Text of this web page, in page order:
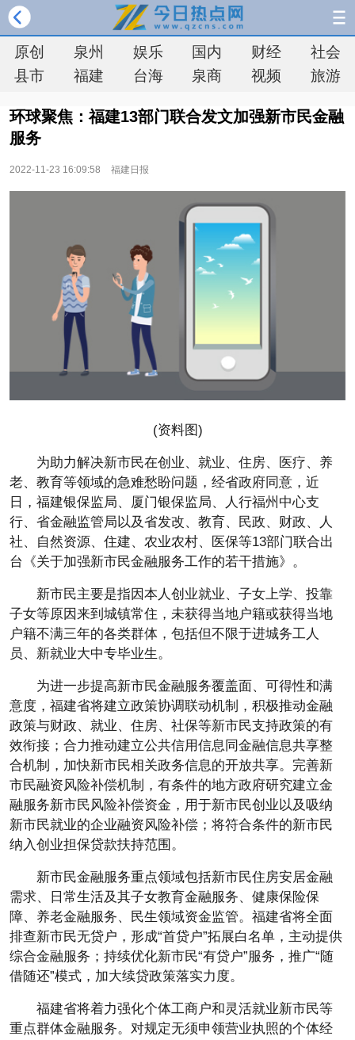
原创 泉州 娱乐 国内 财经
社会
县市
福建 台海 泉商 视频 旅游
环球聚焦：福建13部门联合发文加强新市民金融
服务
2022-11-23 16:09:58 福建日报
(资料图)
为助力解决新市民在创业、就业、住房、医疗、养
老、教育等领域的急难愁盼问题，经省政府同意，近
日，福建银保监局、厦门银保监局、人行福州中心支
行、省金融监管局以及省发改、教育、民政、财政、人
社、自然资源、住建、农业农村、医保等13部门联合出
台《关于加强新市民金融服务工作的若干措施》。
新市民主要是指因本人创业就业、子女上学、投靠
子女等原因来到城镇常住，未获得当地户籍或获得当地
户籍不满三年的各类群体，包括但不限于进城务工人
员、新就业大中专毕业生。
为进一步提高新市民金融服务覆盖面、可得性和满
意度，福建省将建立政策协调联动机制，积极推动金融
政策与财政、就业、住房、社保等新市民支持政策的有
效衔接；合力推动建立公共信用信息同金融信息共享整
合机制，加快新市民相关政务信息的开放共享。完善新
市民融资风险补偿机制，有条件的地方政府研究建立金
融服务新市民风险补偿资金，用于新市民创业以及吸纳
新市民就业的企业融资风险补偿；将符合条件的新市民
纳入创业担保贷款扶持范围。
新市民金融服务重点领域包括新市民住房安居金融
需求、日常生活及其子女教育金融服务、健康保险保
障、养老金融服务、民生领域资金监管。福建省将全面
排查新市民无贷户，形成“首贷户”拓展白名单，主动提供
综合金融服务；持续优化新市民“有贷户”服务，推广“随
借随还”模式，加大续贷政策落实力度。
福建省将着力强化个体工商户和灵活就业新市民等
重点群体金融服务。对规定无须申领营业执照的个体经